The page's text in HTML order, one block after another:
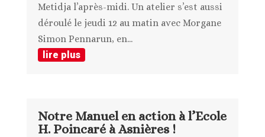
Metidja l’après-midi. Un atelier s’est aussi
déroulé le jeudi 12 au matin avec Morgane
Simon Pennarun, en...
lire plus
Notre Manuel en action à l’Ecole
H. Poincaré à Asnières !